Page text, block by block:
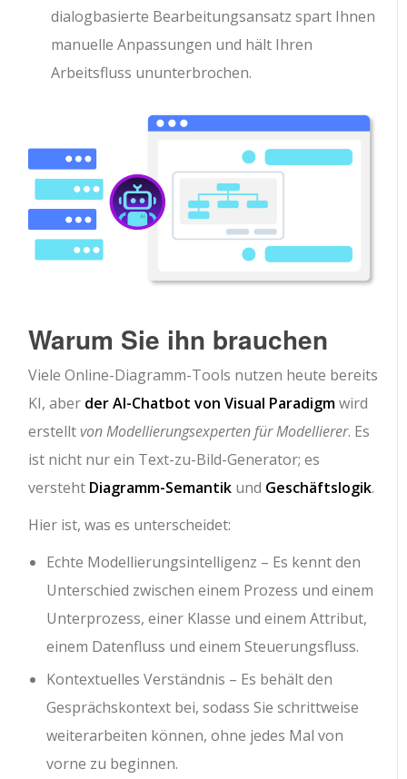
dialogbasierte Bearbeitungsansatz spart Ihnen
manuelle Anpassungen und hält Ihren
Arbeitsfluss ununterbrochen.
Warum Sie ihn brauchen
Viele Online-Diagramm-Tools nutzen heute bereits
KI, aber der AI-Chatbot von Visual Paradigmwird
erstelltvon Modellierungsexperten für Modellierer. Es
ist nicht nur ein Text-zu-Bild-Generator; es
versteht Diagramm-Semantik und Geschäftslogik.
Hier ist, was es unterscheidet:
Echte Modellierungsintelligenz – Es kennt den
Unterschied zwischen einem Prozess und einem
Unterprozess, einer Klasse und einem Attribut,
einem Datenfluss und einem Steuerungsfluss.
Kontextuelles Verständnis – Es behält den
Gesprächskontext bei, sodass Sie schrittweise
weiterarbeiten können, ohne jedes Mal von
vorne zu beginnen.